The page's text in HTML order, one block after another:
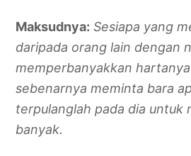
Maksudnya: Sesiapa yang
daripada orang lain dengan
memperbanyakkan
sebenarnya meminta bara
terpulanglah pada dia untuk
banyak.